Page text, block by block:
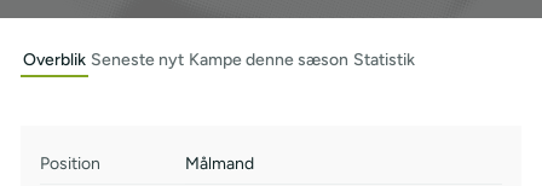
Overblik Seneste nyt Kampe denne sæson Statistik
Position Målmand